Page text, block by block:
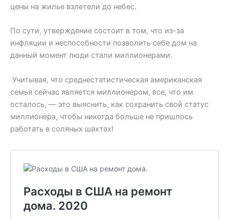
цены на жилье взлетели до небес.
По сути, утверждение состоит в том, что из-за
инфляции и неспособности позволить себе дом на
данный момент люди стали миллионерами.
Учитывая, что среднестатистическая американская
семья сейчас является миллионером, все, что им
осталось, — это выяснить, как сохранить свой статус
миллионера, чтобы никогда больше не пришлось
работать в соляных шахтах!